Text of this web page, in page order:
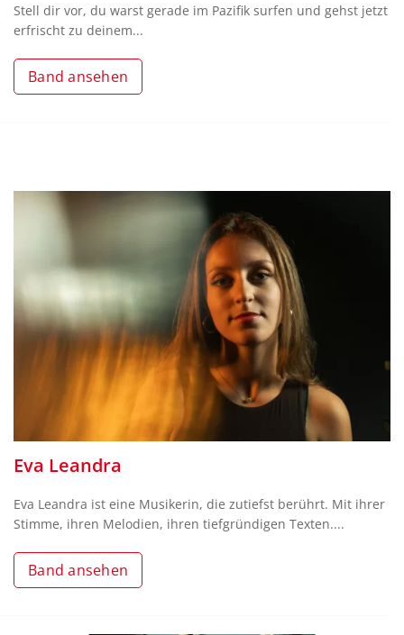
Stell dir vor, du warst gerade im Pazifik surfen und gehst jetzt
erfrischt zu deinem...
Band ansehen
Eva Leandra
Eva Leandra ist eine Musikerin, die zutiefst berührt. Mit ihrer
Stimme, ihren Melodien, ihren tiefgründigen Texten....
Band ansehen